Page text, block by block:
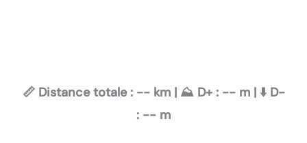
📏 Distance totale : --km | ⛰️ D+ : --m | ⬇️ D-
: -- m